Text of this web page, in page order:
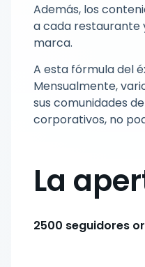
Además, los
a cada restaurante
marca.
A esta fórmula del
Mensualmente,
sus comunidades
corporativos, no
La
2500 seguidores